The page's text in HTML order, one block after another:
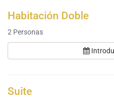
Habitación Doble
2 Personas
Suite